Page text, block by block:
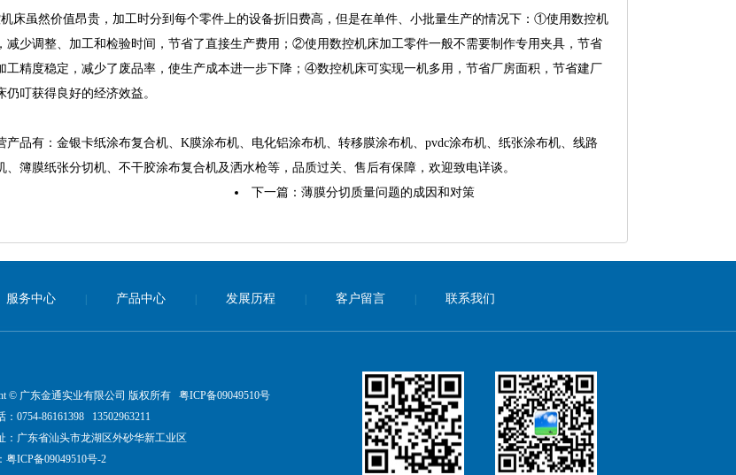
机床虽然价值昂贵，加工时分到每个零件上的设备折旧费高，但是在单件、小批量生产的情况下：①使用数控机
减少调整、加工和检验时间，节省了直接生产费用；②使用数控机床加工零件一般不需要制作专用夹具，节省
精度稳定，减少了废品率，使生产成本进一步下降；④数控机床可实现一机多用，节省厂房面积，节省建厂
叮获得良好的经济效益。
产品有：金银卡纸涂布复合机、K膜涂布机、电化铝涂布机、转移膜涂布机、pvdc涂布机、纸张涂布机、线路
、簿膜纸张分切机、不干胶涂布复合机及洒水枪等，品质过关、售后有保障，欢迎致电详谈。
下一篇： 薄膜分切质量问题的成因和对策
服务中心 产品中心 发展历程 客户留言 联系我们
© 广东金通实业有限公司 版权所有 粤ICP备09049510号
：0754-86161398 13502963211
：广东省汕头市龙湖区外砂华新工业区
粤ICP备09049510号-2